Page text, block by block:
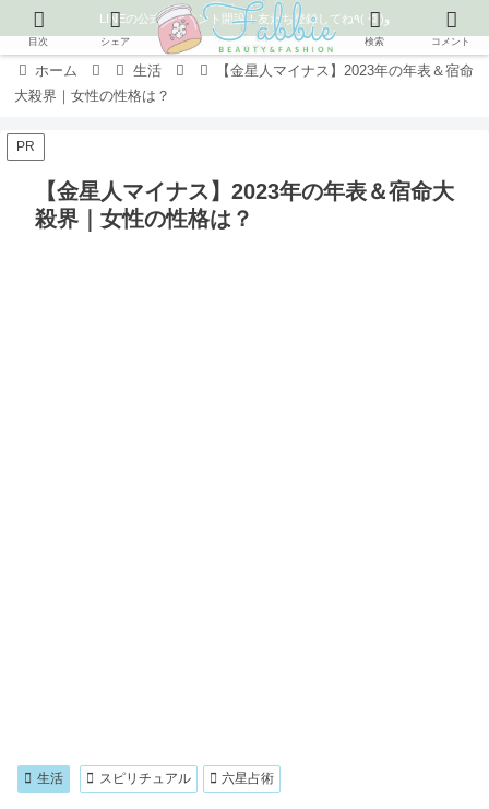
LINEの公式アカウント開設！友だち登録してね٩( ᐛ )و
ホーム 生活
【金星人マイナス】2023年の年表＆宿命
大殺界｜女性の性格は？
PR
【金星人マイナス】2023年の年表＆宿命大
殺界｜女性の性格は？
生活 スピリチュアル 六星占術
目次 シェア 検索 コメント